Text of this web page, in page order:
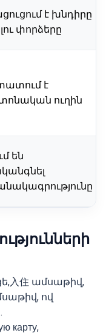
է խնդիրը
փորձերը
է
ուղին
են
入住 ամսաթիվ,
ով
карту,